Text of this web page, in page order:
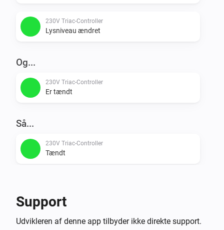
230V Triac-Controller
Lysniveau ændret
Og...
230V Triac-Controller
Er tændt
Så...
230V Triac-Controller
Tændt
230V Triac-Controller
Support
Udvikleren af denne app tilbyder ikke direkte support.